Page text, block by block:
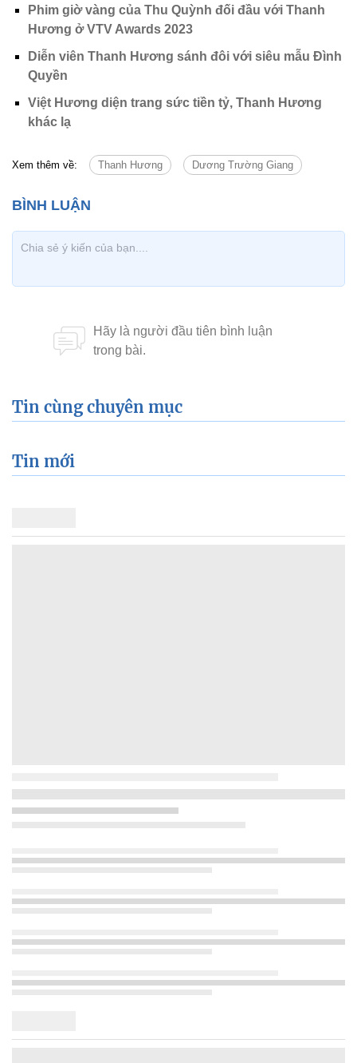
Phim giờ vàng của Thu Quỳnh đối đầu với Thanh
Hương ở VTV Awards 2023
Diễn viên Thanh Hương sánh đôi với siêu mẫu Đình
Quyền
Việt Hương diện trang sức tiền tỷ, Thanh Hương
khác lạ
Xem thêm về: Thanh Hương Dương Trường Giang
Tin cùng chuyên mục
Tin mới